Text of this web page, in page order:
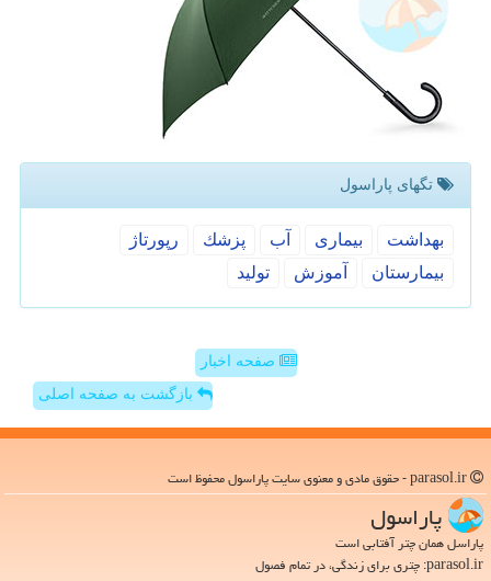
تگهای پاراسول
بهداشت بیماری آب پزشك
رپورتاژ
بیمارستان
آموزش تولید
صفحه اخبار
بازگشت به صفحه اصلی
پاراسول
پاراسل همان چتر آفتابی است
parasol.ir: چتری برای زندگی، در تمام فصول